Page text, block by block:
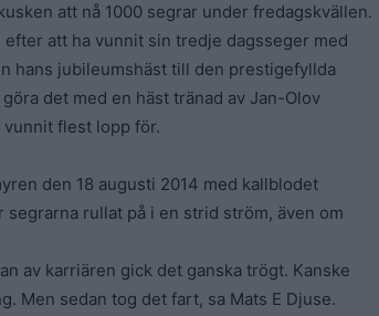
Trav
att nå 1000 segrar under fredagskvällen.
att ha vunnit sin tredje dagsseger med
hans jubileumshäst till den prestigefyllda
det med en häst tränad av Jan-Olov
flest lopp för.
den 18 augusti 2014 med kallblodet
segrarna rullat på i en strid ström, även om
av karriären gick det ganska trögt. Kanske
Men sedan tog det fart, sa Mats E Djuse.